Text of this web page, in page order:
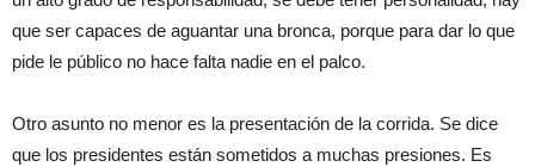
que ser capaces de aguantar una bronca, porque para dar lo que
pide le público no hace falta nadie en el palco.
Otro asunto no menor es la presentación de la corrida. Se dice
que los presidentes están sometidos a muchas presiones. Es